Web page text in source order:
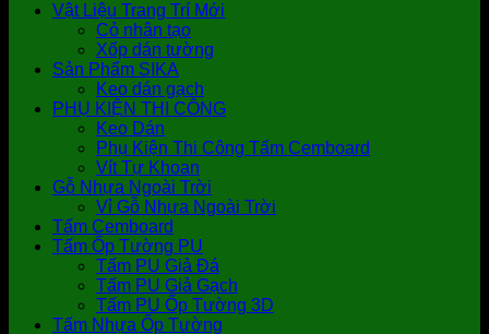
Vật Liệu Trang Trí Mới
Cỏ nhân tạo
Xốp dán tường
Sản Phẩm SIKA
Keo dán gạch
PHỤ KIỆN THI CÔNG
Keo Dán
Phụ Kiện Thi Công Tấm Cemboard
Vít Tự Khoan
Gỗ Nhựa Ngoài Trời
Vỉ Gỗ Nhựa Ngoài Trời
Tấm Cemboard
Tấm Ốp Tường PU
Tấm PU Giả Đá
Tấm PU Giả Gạch
Tấm PU Ốp Tường 3D
Tấm Nhựa Ốp Tường